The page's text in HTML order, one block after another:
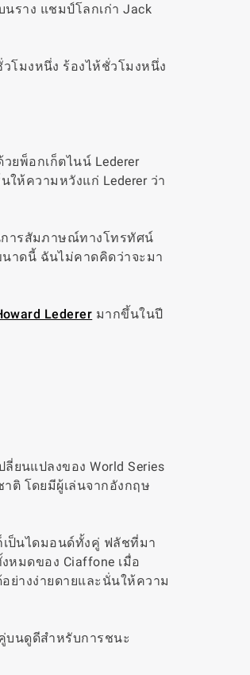
นราง แชมป์โลกเก่า Jack
โมงหนึ่ง ร้องไห้ชั่วโมงหนึ่ง
ยพ็อกเก็ตไนน์ Lederer
ให้ความหวังแก่ Lederer ว่า
การสัมภาษณ์ทางโทรทัศน์
นาดนี้ ฉันไม่คาดคิดว่าจะมา
Lederer มากขึ้นในปี
ยนแปลงของ World Series
ติ โดยมีผู้เล่นจากอังกฤษ
เป็นไดมอนด์ทั้งคู่ ฟลัชที่มา
หมดของ Ciaffone เมื่อ
ย่างง่ายดายและนั่นให้ความ
บนดูดีสำหรับการชนะ